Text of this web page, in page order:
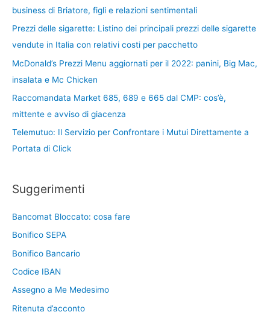
business di Briatore, figli e relazioni sentimentali
Prezzi delle sigarette: Listino dei principali prezzi delle sigarette
vendute in Italia con relativi costi per pacchetto
McDonald’s Prezzi Menu aggiornati per il 2022: panini, Big Mac,
insalata e Mc Chicken
Raccomandata Market 685, 689 e 665 dal CMP: cos’è,
mittente e avviso di giacenza
Telemutuo: Il Servizio per Confrontare i Mutui Direttamente a
Portata di Click
Suggerimenti
Bancomat Bloccato: cosa fare
Bonifico SEPA
Bonifico Bancario
Codice IBAN
Assegno a Me Medesimo
Ritenuta d’acconto